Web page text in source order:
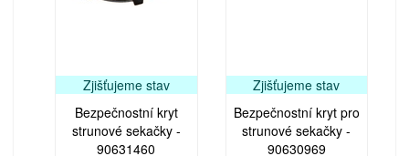
Zjišťujeme stav
Bezpečnostní kryt
strunové sekačky -
90631460
Zjišťujeme stav
Bezpečnostní kryt pro
strunové sekačky -
90630969